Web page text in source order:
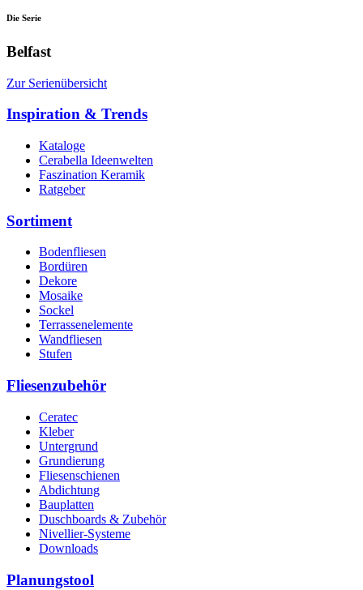
Die Serie
Belfast
Zur Serienübersicht
Inspiration & Trends
Kataloge
Cerabella Ideenwelten
Faszination Keramik
Ratgeber
Sortiment
Bodenfliesen
Bordüren
Dekore
Mosaike
Sockel
Terrassenelemente
Wandfliesen
Stufen
Fliesenzubehör
Ceratec
Kleber
Untergrund
Grundierung
Fliesenschienen
Abdichtung
Bauplatten
Duschboards & Zubehör
Nivellier-Systeme
Downloads
Planungstool